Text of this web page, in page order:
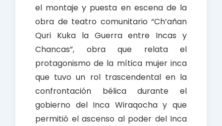
el montaje y puesta en escena de la
obra de teatro comunitario “Ch’añan
Quri Kuka la Guerra entre Incas y
Chancas”, obra que relata el
protagonismo de la mítica mujer inca
que tuvo un rol trascendental en la
confrontación bélica durante el
gobierno del Inca Wiraqocha y que
permitió el ascenso al poder del Inca